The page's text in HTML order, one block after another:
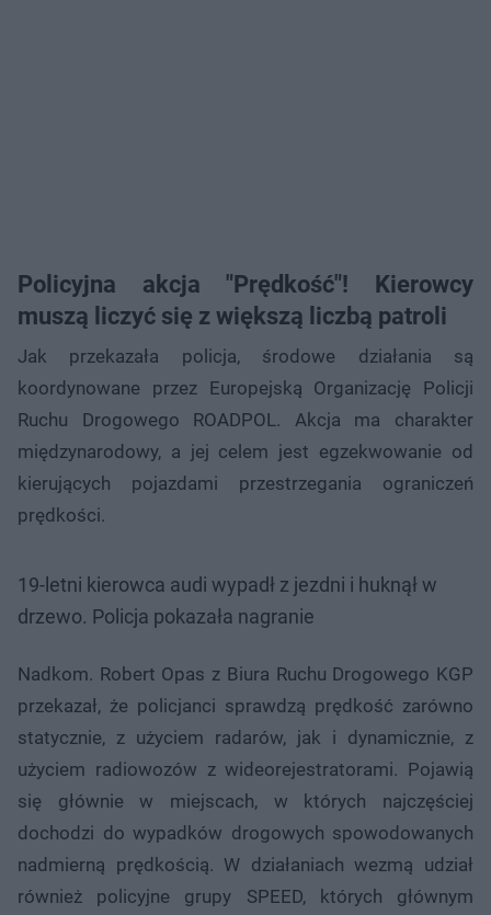
Policyjna akcja "Prędkość"! Kierowcy
muszą liczyć się z większą liczbą patroli
Jak przekazała policja, środowe działania są
koordynowane przez Europejską Organizację Policji
Ruchu Drogowego ROADPOL. Akcja ma charakter
międzynarodowy, a jej celem jest egzekwowanie od
kierujących pojazdami przestrzegania ograniczeń
prędkości.
19-letni kierowca audi wypadł z jezdni i huknął w
drzewo. Policja pokazała nagranie
Nadkom. Robert Opas z Biura Ruchu Drogowego KGP
przekazał, że policjanci sprawdzą prędkość zarówno
statycznie, z użyciem radarów, jak i dynamicznie, z
użyciem radiowozów z wideorejestratorami. Pojawią
się głównie w miejscach, w których najczęściej
dochodzi do wypadków drogowych spowodowanych
nadmierną prędkością. W działaniach wezmą udział
również policyjne grupy SPEED, których głównym